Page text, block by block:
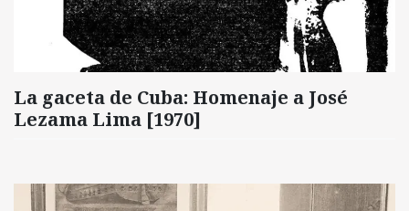
La gaceta de Cuba: Homenaje a José
Lezama Lima [1970]